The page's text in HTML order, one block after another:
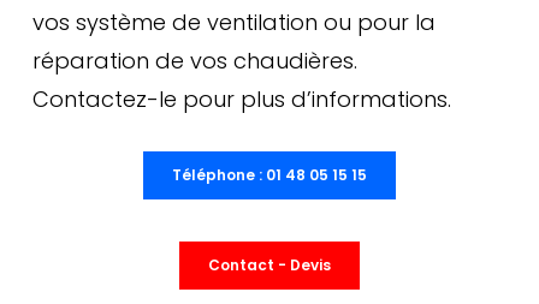
vos système de ventilation ou pour la
réparation de vos chaudières.
Contactez-le pour plus d’informations.
Téléphone : 01 48 05 15 15
Contact - Devis